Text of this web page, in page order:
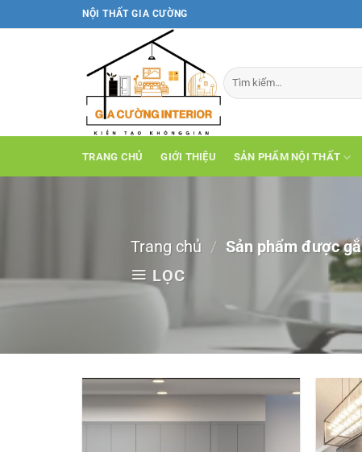
qua
NỘI THẤT GIA CƯỜNG
TRANG CHỦ GIỚI THIỆU SẢN PHẨM NỘI THẤT
Trang chủ / Sản phẩm được
LỌC